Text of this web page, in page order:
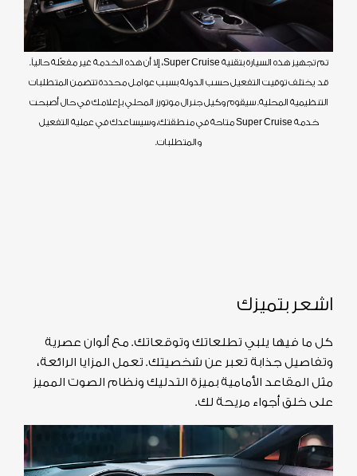
م تجهيز هذه السيارة بتقنية Super Cruise، إلا أن هذه الخدمة غير مفعّلة حالياً.
قد يختلف توقيت التفعيل حسب الدولة بسبب عوامل محددة تتضمن المتطلبات
التنظيمية المحلية. سيقوم وكيل جنرال موتورز المحلي بإعلامك في حال أصبحت
خدمة Super Cruise متاحة في منطقتك، وسيساعدك في عملية التفعيل
والمتطلبات.
اشعر بتميزك
كل ما فيها يلبي تطلعاتك وتوقعاتك. مع ألوان عصرية
وتفاصيل جذابة تعبر عن شخصيتك. تعمل المزايا الرائعة،
مثل المقاعد الأمامية بميزة التدليك ونظام الصوت المميز
على خلق أجواء مريحة لك.